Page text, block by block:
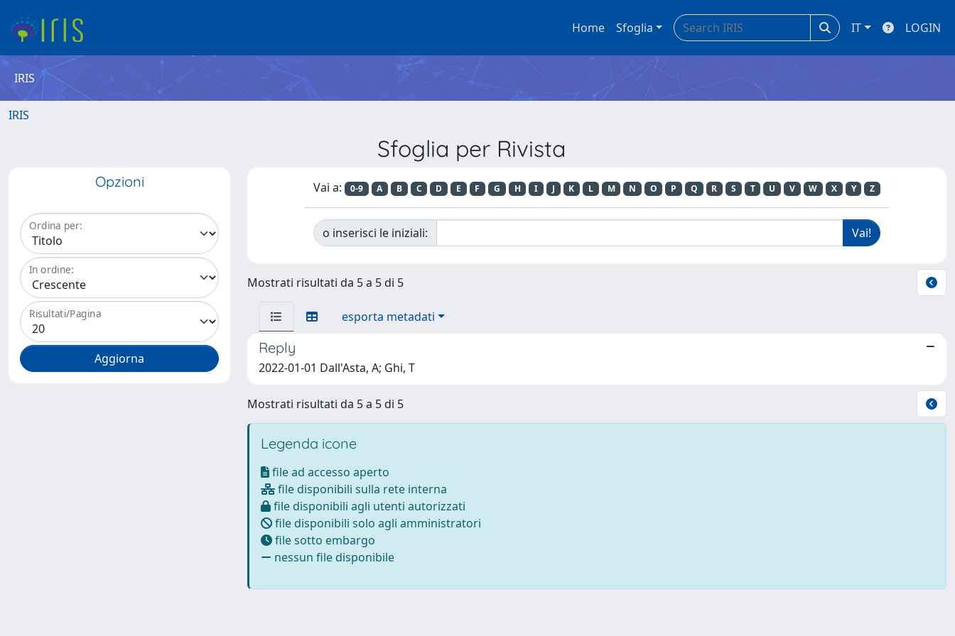
Home Sfoglia IT LOGIN
IRIS
IRIS
Sfoglia per Rivista
Opzioni
Ordina per:
In ordine:
Risultati/Pagina
Vai a: 0-9 A B C D E F G H I J K L M N O P Q R S T U V W X Y Z
o inserisci le iniziali:
Mostrati risultati da 5 a 5 di 5
esporta metadati
Reply
2022-01-01 Dall'Asta, A; Ghi, T
Mostrati risultati da 5 a 5 di 5
Legenda icone
file ad accesso aperto
file disponibili sulla rete interna
file disponibili agli utenti autorizzati
file disponibili solo agli amministratori
file sotto embargo
nessun file disponibile